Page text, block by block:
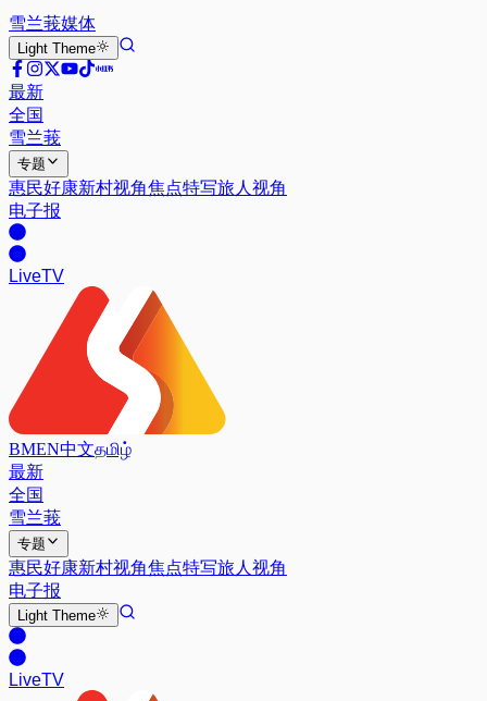
雪兰莪媒体
Light Theme
最新
全国
雪兰莪
专题
惠民好康新村视角焦点特写旅人视角
电子报
LiveTV
BMEN中文தமிழ்
最新
全国
雪兰莪
专题
惠民好康新村视角焦点特写旅人视角
电子报
Light Theme
LiveTV